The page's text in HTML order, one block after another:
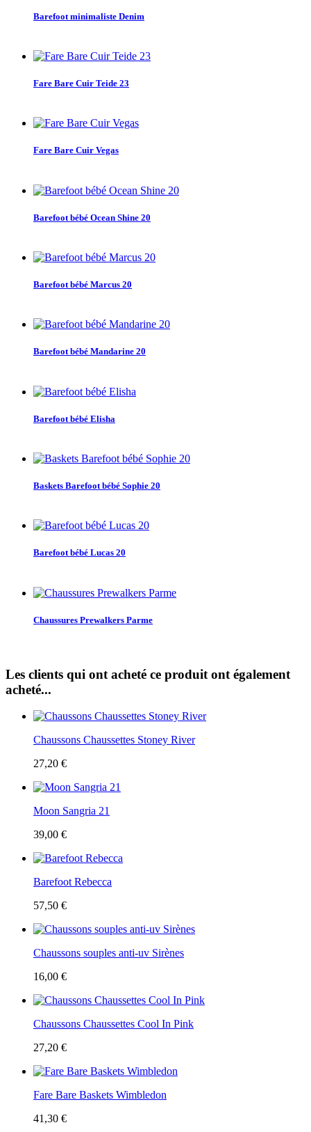
Barefoot minimaliste Denim
Fare Bare Cuir Teide 23
Fare Bare Cuir Vegas
Barefoot bébé Ocean Shine 20
Barefoot bébé Marcus 20
Barefoot bébé Mandarine 20
Barefoot bébé Elisha
Baskets Barefoot bébé Sophie 20
Barefoot bébé Lucas 20
Chaussures Prewalkers Parme
Les clients qui ont acheté ce produit ont également
acheté...
Chaussons Chaussettes Stoney River
27,20 €
Moon Sangria 21
39,00 €
Barefoot Rebecca
57,50 €
Chaussons souples anti-uv Sirènes
16,00 €
Chaussons Chaussettes Cool In Pink
27,20 €
Fare Bare Baskets Wimbledon
41,30 €